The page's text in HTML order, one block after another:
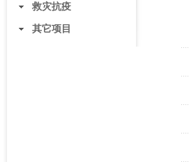
救灾抗疫
其它项目